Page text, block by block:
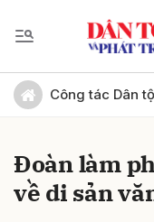
Công tác Dân
Đoàn làm
về di sản
Gửi bình luận